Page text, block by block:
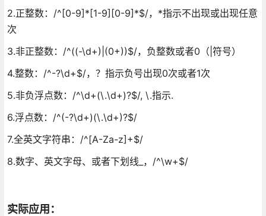
2.正整数：/^[0-9]*[1-9][0-9]*$/，*指示不出现或出现任意
次
3.非正整数：/^((-\d+)|(0+))$/，负整数或者0（|符号）
4.整数：/^-?\d+$/，？指示负号出现0次或者1次
5.非负浮点数：/^\d+(\.\d+)?$/, \.指示.
6.浮点数：/^(-?\d+)(\.\d+)?$/
7.全英文字符串：/^[A-Za-z]+$/
8.数字、英文字母、或者下划线_，/^\w+$/
实际应用：